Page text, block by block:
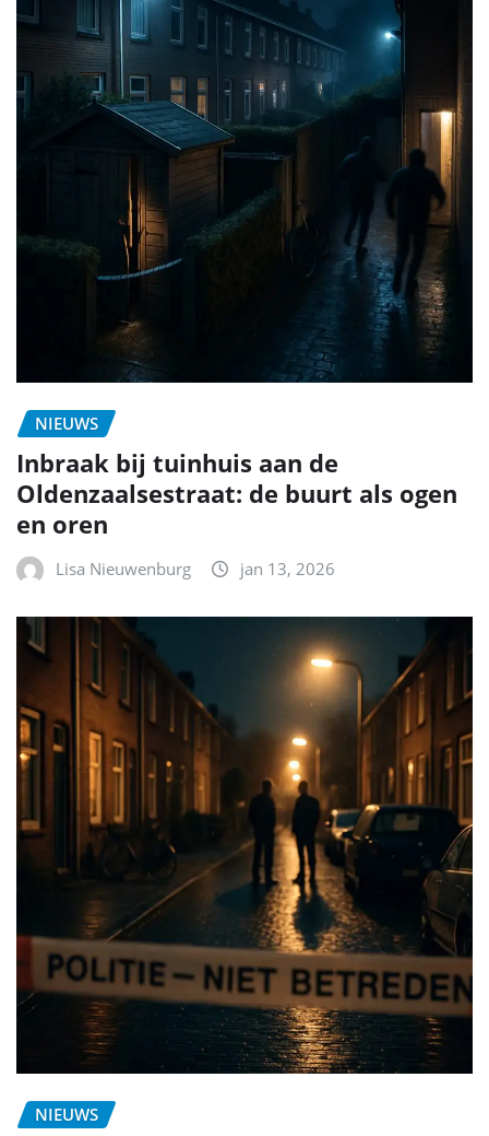
NIEUWS
Inbraak bij tuinhuis aan de
Oldenzaalsestraat: de buurt als ogen
en oren
Lisa Nieuwenburg jan 13, 2026
NIEUWS